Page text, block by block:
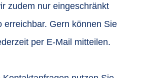
zudem nur eingeschränkt
erreichbar. Gern können Sie
per E-Mail mitteilen.